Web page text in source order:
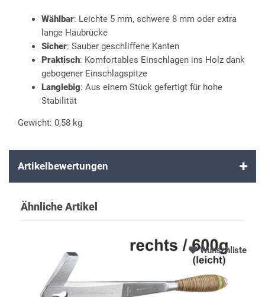
Wählbar: Leichte 5 mm, schwere 8 mm oder extra
lange Haubrücke
Sicher: Sauber geschliffene Kanten
Praktisch: Komfortables Einschlagen ins Holz dank
gebogener Einschlagspitze
Langlebig: Aus einem Stück gefertigt für hohe
Stabilität
Gewicht: 0,58 kg
Artikelbewertungen
Ähnliche Artikel
Wunschliste